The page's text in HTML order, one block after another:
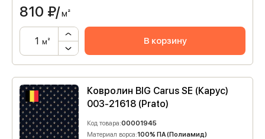
810 ₽/м²
м² В корзину
Ковролин BIG Carus SE (Карус)
003-21618 (Prato)
Код товара:00001945
Материал ворса:100% ПА (Полиамид)